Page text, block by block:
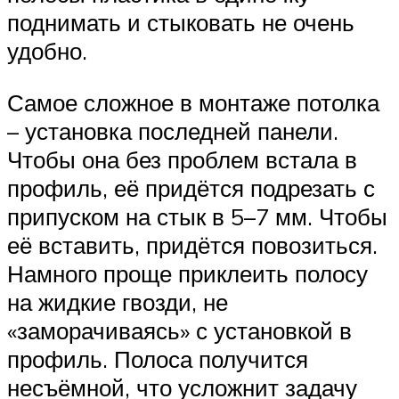
поднимать и стыковать не очень
удобно.
Самое сложное в монтаже потолка
– установка последней панели.
Чтобы она без проблем встала в
профиль, её придётся подрезать с
припуском на стык в 5–7 мм. Чтобы
её вставить, придётся повозиться.
Намного проще приклеить полосу
на жидкие гвозди, не
«заморачиваясь» с установкой в
профиль. Полоса получится
несъёмной, что усложнит задачу